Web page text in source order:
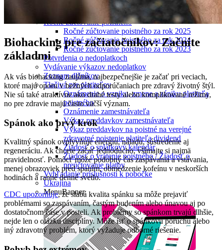
Jednotné kontaktné miesta
Ročné zúčtovanie poistného
Ročné zúčtovanie poistného za rok 2025
Ročné zúčtovanie poistného za rok 2024
Ročné zúčtovanie poistného za rok 2023
Potvrdenia o nedoplatkoch
Vydávanie výkazov nedoplatkov
Zoznam dlžníkov
Tlačivá pre platiteľov
Oznámenie o vzniku, zmene a zániku platiteľa
poistného
Oznámenie zamestnávateľa
Výkaz preddavkov zamestnávateľa
Výkaz preddavkov na poistné na verejné
zdravotné poistenie platiteľa dividend
Žiadosť o splátkový kalendár
Žiadosť o vrátenie poistného / Žiadosť o
preúčtovanie platby
Vyhľadanie príslušnosti k pobočke
Ukrajina
MenuBanner
Biohacking pre začiatočníkov: Začnite
základmi
Ak vás biohacking zaujíma, najbezpečnejšie je začať pri veciach,
ktoré majú oporu v bežných odporúčaniach pre zdravý životný štýl.
Nie sú také atraktívne ako drahé testy alebo komplikované režimy,
no pre zdravie majú často väčší význam.
Spánok ako prvý krok
Kvalitný spánok ovplyvňuje energiu, náladu, sústredenie aj
regeneráciu. Ak chcete začať jednoducho, všímajte si najmä
pravidelnosť. Pomôcť môže podobný čas zaspávania a vstávania,
menej obrazoviek pred spaním, obmedzenie kofeínu v neskorších
hodinách a ranné denné svetlo.
CDC upozorňuje, že slabá kvalita spánku sa môže prejaviť
problémami so zaspávaním, častým budením alebo únavou aj po
dostatočnom čase v posteli. Ak problémy so spánkom trvajú dlhšie,
nejde len o otázku disciplíny. Môže ísť o spánkovú poruchu alebo
iný zdravotný problém, ktorý vyžaduje odborné riešenie.